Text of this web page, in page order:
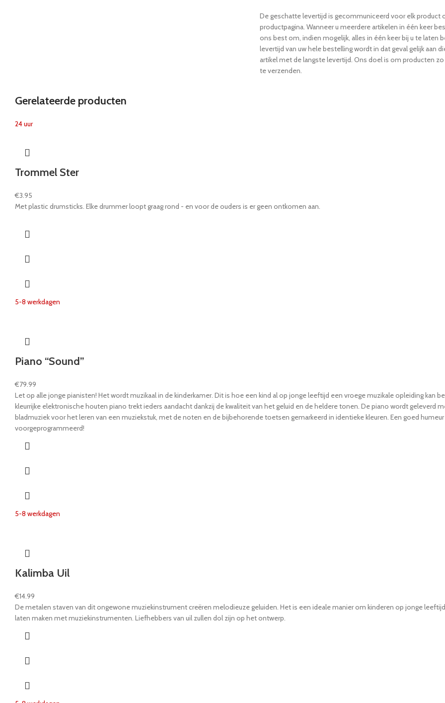
De geschatte levertijd is gecommuniceerd voor elk product
productpagina. Wanneer u meerdere artikelen in één keer
ons best om, indien mogelijk, alles in één keer bij u te laten
levertijd van uw hele bestelling wordt in dat geval gelijk aan
artikel met de langste levertijd. Ons doel is om producten
te verzenden.
Gerelateerde producten
24 uur
Trommel Ster
€3.95
Met plastic drumsticks. Elke drummer loopt graag rond - en voor de ouders is er geen ontkomen aan.
5-8 werkdagen
Piano “Sound”
€79.99
Let op alle jonge pianisten! Het wordt muzikaal in de kinderkamer. Dit is hoe een kind al op jonge leeftijd een vroege muzikale opleiding kan
kleurrijke elektronische houten piano trekt ieders aandacht dankzij de kwaliteit van het geluid en de heldere tonen. De piano wordt geleverd
bladmuziek voor het leren van een muziekstuk, met de noten en de bijbehorende toetsen gemarkeerd in identieke kleuren. Een goed humeur
voorgeprogrammeerd!
5-8 werkdagen
Kalimba Uil
€14.99
De metalen staven van dit ongewone muziekinstrument creëren melodieuze geluiden. Het is een ideale manier om kinderen op jonge
laten maken met muziekinstrumenten. Liefhebbers van uil zullen dol zijn op het ontwerp.